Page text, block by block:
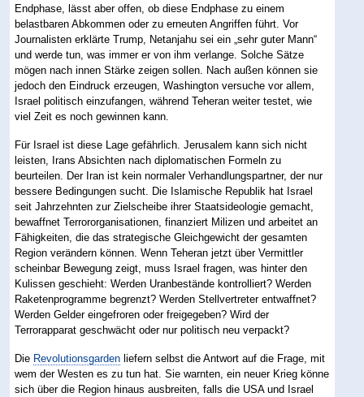
Endphase, lässt aber offen, ob diese Endphase zu einem
belastbaren Abkommen oder zu erneuten Angriffen führt. Vor
Journalisten erklärte Trump, Netanjahu sei ein „sehr guter Mann“
und werde tun, was immer er von ihm verlange. Solche Sätze
mögen nach innen Stärke zeigen sollen. Nach außen können sie
jedoch den Eindruck erzeugen, Washington versuche vor allem,
Israel politisch einzufangen, während Teheran weiter testet, wie
viel Zeit es noch gewinnen kann.
Für Israel ist diese Lage gefährlich. Jerusalem kann sich nicht
leisten, Irans Absichten nach diplomatischen Formeln zu
beurteilen. Der Iran ist kein normaler Verhandlungspartner, der nur
bessere Bedingungen sucht. Die Islamische Republik hat Israel
seit Jahrzehnten zur Zielscheibe ihrer Staatsideologie gemacht,
bewaffnet Terrororganisationen, finanziert Milizen und arbeitet an
Fähigkeiten, die das strategische Gleichgewicht der gesamten
Region verändern können. Wenn Teheran jetzt über Vermittler
scheinbar Bewegung zeigt, muss Israel fragen, was hinter den
Kulissen geschieht: Werden Uranbestände kontrolliert? Werden
Raketenprogramme begrenzt? Werden Stellvertreter entwaffnet?
Werden Gelder eingefroren oder freigegeben? Wird der
Terrorapparat geschwächt oder nur politisch neu verpackt?
Die Revolutionsgarden liefern selbst die Antwort auf die Frage, mit
wem der Westen es zu tun hat. Sie warnten, ein neuer Krieg könne
sich über die Region hinaus ausbreiten, falls die USA und Israel